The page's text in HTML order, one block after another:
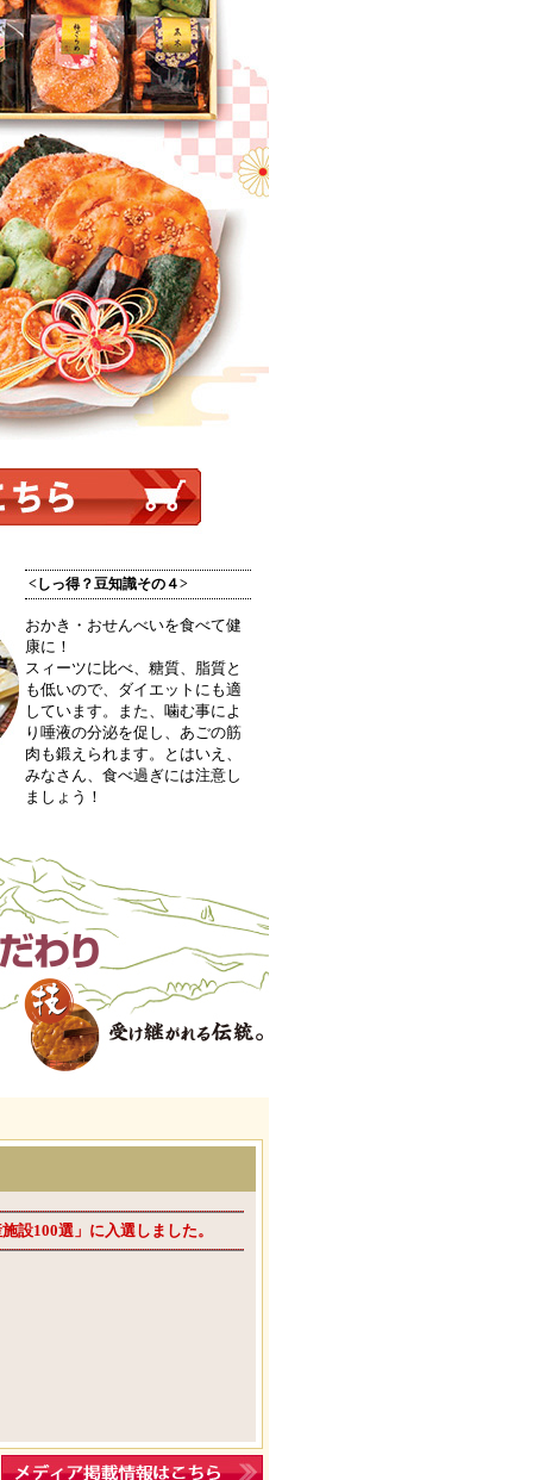
<しっ得？豆知識その４>
おかき・おせんべいを食べて健
康に！
スィーツに比べ、糖質、脂質と
も低いので、ダイエットにも適
しています。また、噛む事によ
り唾液の分泌を促し、あごの筋
肉も鍛えられます。とはいえ、
みなさん、食べ過ぎには注意し
ましょう！